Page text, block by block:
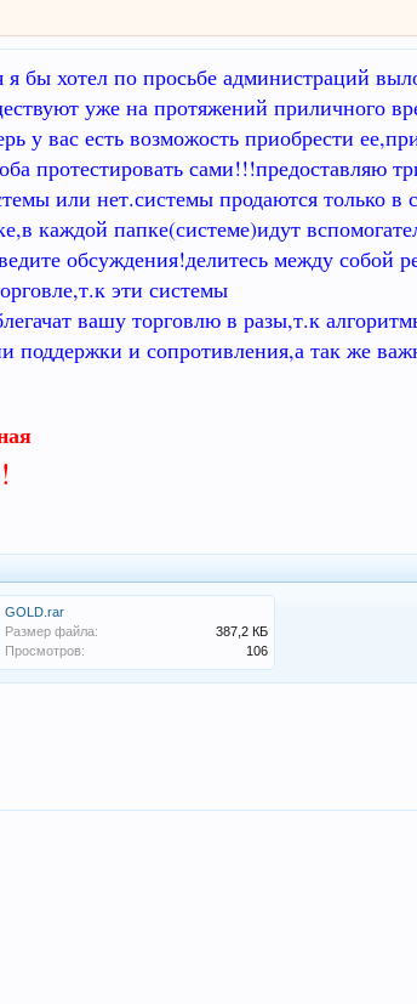
я бы хотел по просьбе администраций
уже на протяжений приличного
у вас есть возможость приобрести
протестировать сами!!!предоставляю
или нет.системы продаются только в
каждой папке(системе)идут
обсуждения!делитесь между собой
эти системы
вашу торговлю в разы,т.к
поддержки и сопротивления,а так же
GOLD.rar
Размер файла:
387,2 КБ
Просмотров:
106